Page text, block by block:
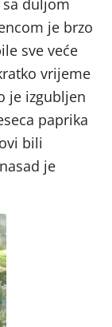
duljom
je brzo
sve veće
vrijeme
je izgubljen
paprika
bili
je